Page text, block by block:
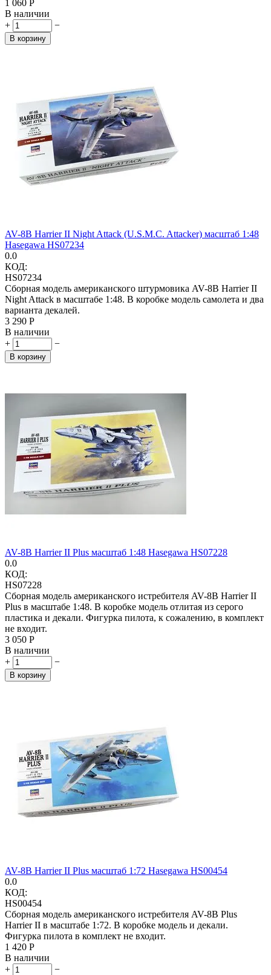
1 060 Р
В наличии
+
−
В корзину
AV-8B Harrier II Night Attack (U.S.M.C. Attacker) масштаб 1:48
Hasegawa HS07234
0.0
КОД:
HS07234
Сборная модель американского штурмовика AV-8B Harrier II
Night Attack в масштабе 1:48. В коробке модель самолета и два
варианта декалей.
3 290 Р
В наличии
+
−
В корзину
AV-8B Harrier II Plus масштаб 1:48 Hasegawa HS07228
0.0
КОД:
HS07228
Сборная модель американского истребителя AV-8B Harrier II
Plus в масштабе 1:48. В коробке модель отлитая из серого
пластика и декали. Фигурка пилота, к сожалению, в комплект
не входит.
3 050 Р
В наличии
+
−
В корзину
AV-8B Harrier II Plus масштаб 1:72 Hasegawa HS00454
0.0
КОД:
HS00454
Сборная модель американского истребителя AV-8B Plus
Harrier II в масштабе 1:72. В коробке модель и декали.
Фигурка пилота в комплект не входит.
1 420 Р
В наличии
+
−